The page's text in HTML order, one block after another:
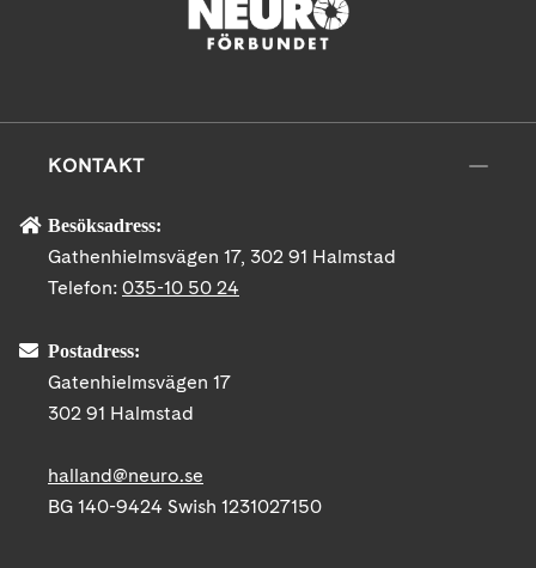
KONTAKT
Besöksadress:
Gathenhielmsvägen 17, 302 91 Halmstad
Telefon: 035-10 50 24
Postadress:
Gatenhielmsvägen 17
302 91 Halmstad
halland@neuro.se
BG 140-9424 Swish 1231027150